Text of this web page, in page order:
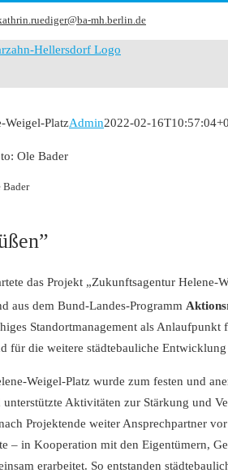
mh.berlin.de
Weigel-PlatzAdmin2022-02-
Bader
das Projekt „Zukunftsagentur
aus dem Bund-Landes-Programm
Standortmanagement als
für die weitere städtebauliche
Weigel-Platz wurde zum festen und
Aktivitäten zur Stärkung und
Projektende weiter Ansprechpartner
– in Kooperation mit den Eigentümern,
erarbeitet. So entstanden